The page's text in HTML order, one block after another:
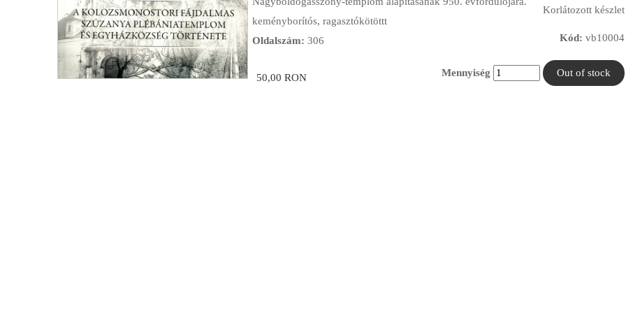
e
g
keményborítós, ragasztókötöttt
Oldalszám: 306
50,00 RON
Korlátozott készlet
Kód: vb10004
Mennyiség